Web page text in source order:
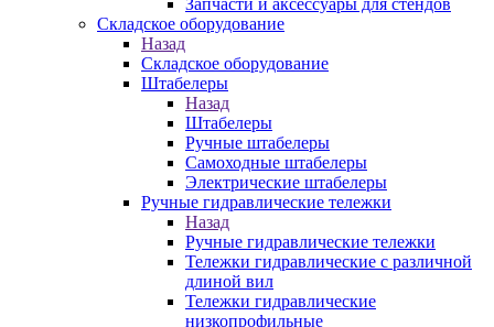
Запчасти и аксессуары для стендов
Складское оборудование
Назад
Складское оборудование
Штабелеры
Назад
Штабелеры
Ручные штабелеры
Самоходные штабелеры
Электрические штабелеры
Ручные гидравлические тележки
Назад
Ручные гидравлические тележки
Тележки гидравлические с различной
длиной вил
Тележки гидравлические
низкопрофильные